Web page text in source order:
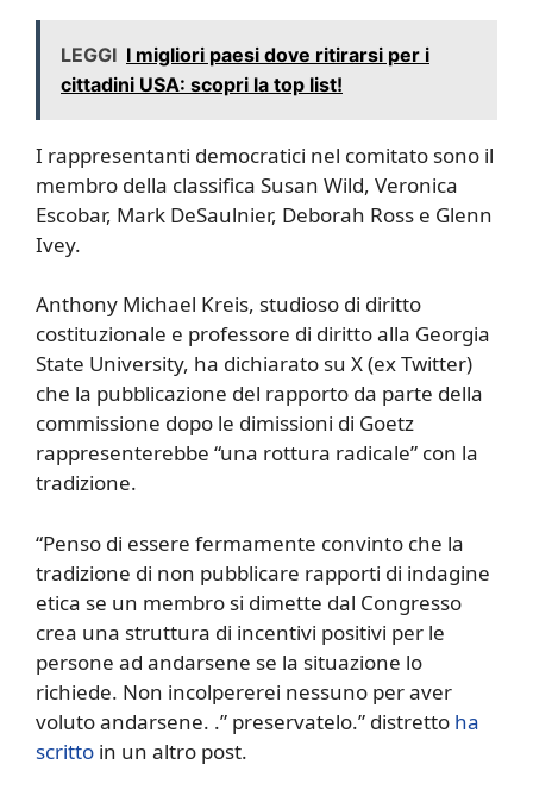
LEGGI I migliori paesi dove ritirarsi per i
cittadini USA: scopri la top list!
I rappresentanti democratici nel comitato sono il
membro della classifica Susan Wild, Veronica
Escobar, Mark DeSaulnier, Deborah Ross e Glenn
Ivey.
Anthony Michael Kreis, studioso di diritto
costituzionale e professore di diritto alla Georgia
State University, ha dichiarato su X (ex Twitter)
che la pubblicazione del rapporto da parte della
commissione dopo le dimissioni di Goetz
rappresenterebbe “una rottura radicale” con la
tradizione.
“Penso di essere fermamente convinto che la
tradizione di non pubblicare rapporti di indagine
etica se un membro si dimette dal Congresso
crea una struttura di incentivi positivi per le
persone ad andarsene se la situazione lo
richiede. Non incolpererei nessuno per aver
voluto andarsene. .” preservatelo.” distretto ha
scritto in un altro post.